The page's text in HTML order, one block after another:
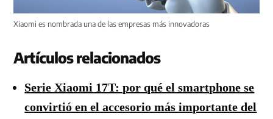
Xiaomi es nombrada una de las empresas más innovadoras
Artículos relacionados
Serie Xiaomi 17T: por qué el smartphone se
convirtió en el accesorio más importante del